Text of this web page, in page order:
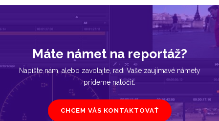
Máte námet na reportáž?
Napíšte nám, alebo zavolajte, radi Vaše zaujímavé námety
prídeme natočiť.
CHCEM VÁS KONTAKTOVAŤ